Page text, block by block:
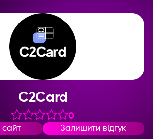
C2Card
0
сайт Залишити відгук